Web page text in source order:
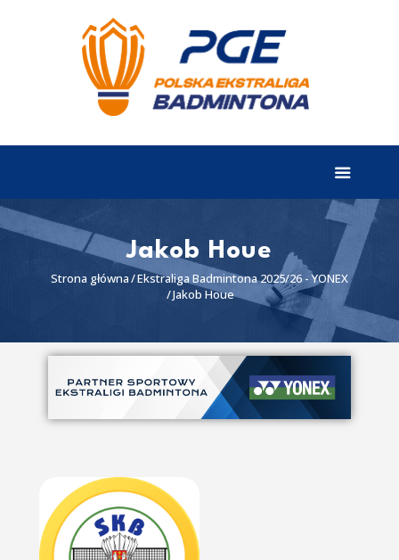
Jakob Houe
Strona główna Ekstraliga Badmintona 2025/26 - YONEX
Jakob Houe
EKSTRALIGA
Aktualności
Tabela
Wyniki
Terminarz
I liga
II liga